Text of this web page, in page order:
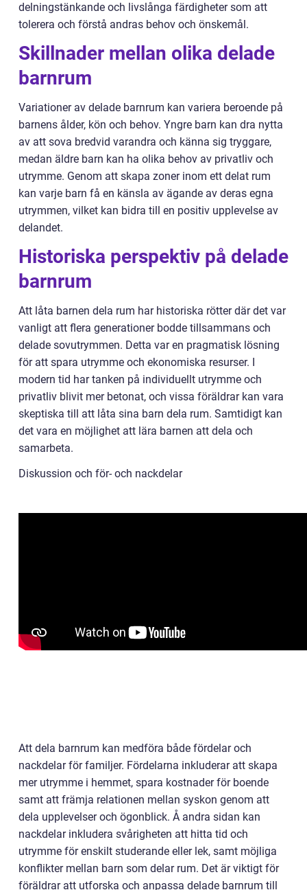
delningstänkande och livslånga färdigheter som att
tolerera och förstå andras behov och önskemål.
Skillnader mellan olika delade
barnrum
Variationer av delade barnrum kan variera beroende på
barnens ålder, kön och behov. Yngre barn kan dra nytta
av att sova bredvid varandra och känna sig tryggare,
medan äldre barn kan ha olika behov av privatliv och
utrymme. Genom att skapa zoner inom ett delat rum
kan varje barn få en känsla av ägande av deras egna
utrymmen, vilket kan bidra till en positiv upplevelse av
delandet.
Historiska perspektiv på delade
barnrum
Att låta barnen dela rum har historiska rötter där det var
vanligt att flera generationer bodde tillsammans och
delade sovutrymmen. Detta var en pragmatisk lösning
för att spara utrymme och ekonomiska resurser. I
modern tid har tanken på individuellt utrymme och
privatliv blivit mer betonat, och vissa föräldrar kan vara
skeptiska till att låta sina barn dela rum. Samtidigt kan
det vara en möjlighet att lära barnen att dela och
samarbeta.
Diskussion och för- och nackdelar
Att dela barnrum kan medföra både fördelar och
nackdelar för familjer. Fördelarna inkluderar att skapa
mer utrymme i hemmet, spara kostnader för boende
samt att främja relationen mellan syskon genom att
dela upplevelser och ögonblick. Å andra sidan kan
nackdelar inkludera svårigheten att hitta tid och
utrymme för enskilt studerande eller lek, samt möjliga
konflikter mellan barn som delar rum. Det är viktigt för
föräldrar att utforska och anpassa delade barnrum till